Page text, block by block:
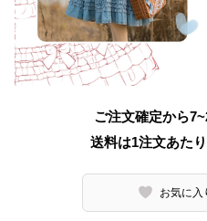
ご注文確定から
送料は1注文あたり
お気に入